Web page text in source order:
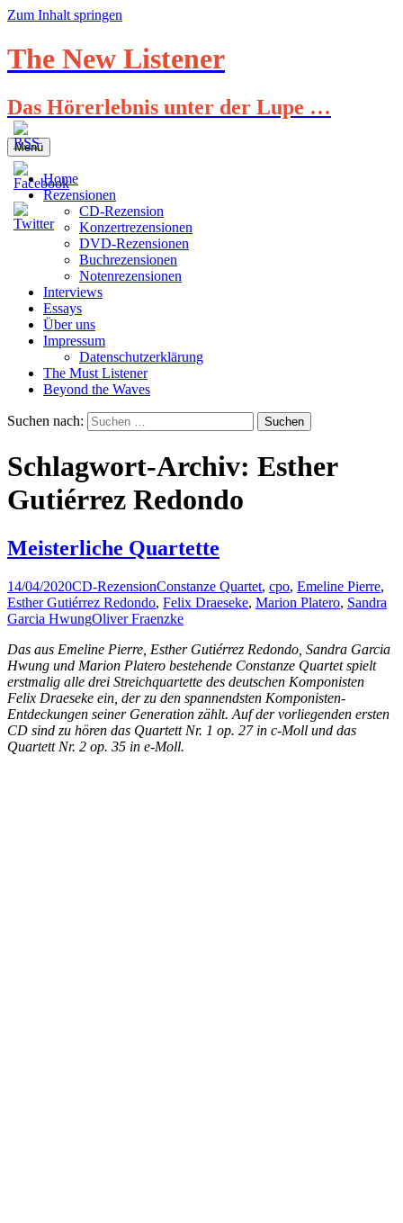
Zum Inhalt springen
The New Listener
Das Hörerlebnis unter der Lupe …
Menü
Home
Rezensionen
CD-Rezension
Konzertrezensionen
DVD-Rezensionen
Buchrezensionen
Notenrezensionen
Interviews
Essays
Über uns
Impressum
Datenschutzerklärung
The Must Listener
Beyond the Waves
Suchen nach:
Schlagwort-Archiv: Esther
Gutiérrez Redondo
Meisterliche Quartette
14/04/2020CD-RezensionConstanze Quartet, cpo, Emeline Pierre,
Esther Gutiérrez Redondo, Felix Draeseke, Marion Platero, Sandra
Garcia HwungOliver Fraenzke
Das aus Emeline Pierre, Esther Gutiérrez Redondo, Sandra Garcia
Hwung und Marion Platero bestehende Constanze Quartet spielt
erstmalig alle drei Streichquartette des deutschen Komponisten
Felix Draeseke ein, der zu den spannendsten Komponisten-
Entdeckungen seiner Generation zählt. Auf der vorliegenden ersten
CD sind zu hören das Quartett Nr. 1 op. 27 in c-Moll und das
Quartett Nr. 2 op. 35 in e-Moll.